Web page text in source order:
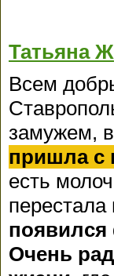
Татьяна Ж
Всем
замужем,
пришла с
есть
перестала
появился
Очень